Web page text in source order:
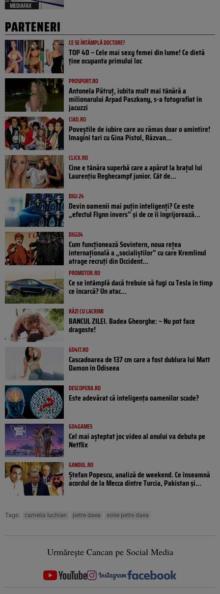
MEDIAFAX
PARTENERI
CE SE ÎNTÂMPLĂ DOCTORE?
TOP 40 – Cele mai sexy femei din lume! Ce dietă
ține ocupanta primului loc
PROSPORT.RO
Antonela Pătruț, iubita mult mai tânără a
milionarului Arpad Paszkany, s-a fotografiat în
jacuzzi
CIAO.RO
Poveştile de iubire care au rămas doar o amintire!
Imagini tari cu Gina Pistol, Răzvan...
CLICK.RO
Cine e tânăra superbă care a apărut la brațul lui
Laurențiu Reghecampf junior. Cât de...
DIGI 24
Devin oamenii mai puțin inteligenți? Ce este
„efectul Flynn invers” și de ce îi îngrijorează...
DIGI24
Cum funcționează Sovintern, noua rețea
internațională a „socialiștilor” cu care Kremlinul
atrage recruți din Occident...
PROMOTOR.RO
Ce se întâmplă dacă trebuie să fugi cu Tesla în timp
ce încarcă? Un atac...
RÂZI CU LACRIMI
BANCUL ZILEI. Badea Gheorghe: – Nu pot face
dragoste!
GO4IT.RO
Cascadoarea de 137 cm care a fost dublura lui Matt
Damon în Odiseea
DESCOPERA.RO
Este adevărat că inteligența oamenilor scade?
GO4GAMES
Cel mai așteptat joc video al anului va debuta pe
Netflix
GANDUL.RO
Ștefan Popescu, analiză de weekend. Ce înseamnă
acordul de la Mecca dintre Turcia, Pakistan şi...
Tags: camelia luchian petre daea sotie petre daea
Urmărește Cancan pe Social Media